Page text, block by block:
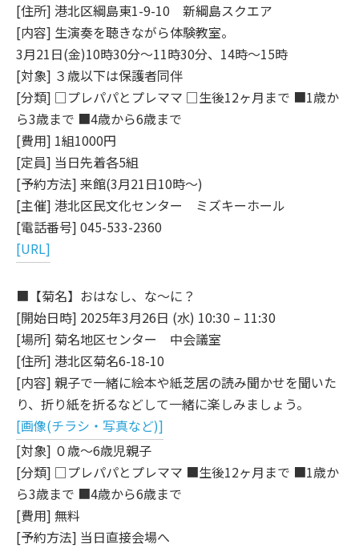
[住所] 港北区綱島東1-9-10 新綱島スクエア
[内容] 生演奏を聴きながら体験教室。
3月21日(金)10時30分～11時30分、14時～15時
[対象] ３歳以下は保護者同伴
[分類] □プレパパとプレママ □生後12ヶ月まで ■1歳か
ら3歳まで ■4歳から6歳まで
[費用] 1組1000円
[定員] 当日先着各5組
[予約方法] 来館(3月21日10時～)
[主催] 港北区民文化センター ミズキーホール
[電話番号] 045-533-2360
[URL]
■【菊名】おはなし、な～に？
[開始日時] 2025年3月26日 (水) 10:30 – 11:30
[場所] 菊名地区センター 中会議室
[住所] 港北区菊名6-18-10
[内容] 親子で一緒に絵本や紙芝居の読み聞かせを聞いた
り、折り紙を折るなどして一緒に楽しみましょう。
[画像(チラシ・写真など)]
[対象] ０歳～6歳児親子
[分類] □プレパパとプレママ ■生後12ヶ月まで ■1歳か
ら3歳まで ■4歳から6歳まで
[費用] 無料
[予約方法] 当日直接会場へ